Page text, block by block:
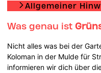
Allgemeiner
Was genau ist
Nicht alles was bei der
Koloman in der Mulde für
informieren wir dich über